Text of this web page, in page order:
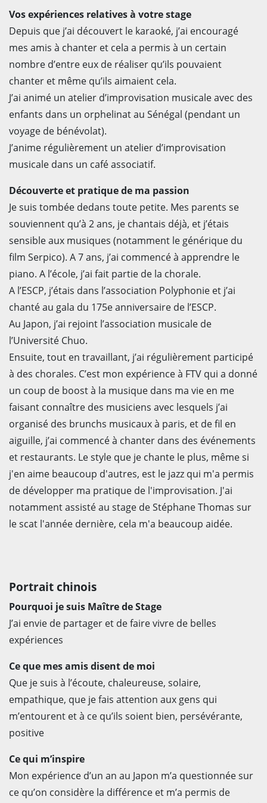
Vos expériences relatives à votre stage
Depuis que j’ai découvert le karaoké, j’ai encouragé
mes amis à chanter et cela a permis à un certain
nombre d’entre eux de réaliser qu’ils pouvaient
chanter et même qu’ils aimaient cela.
J’ai animé un atelier d’improvisation musicale avec des
enfants dans un orphelinat au Sénégal (pendant un
voyage de bénévolat).
J’anime régulièrement un atelier d’improvisation
musicale dans un café associatif.
Découverte et pratique de ma passion
Je suis tombée dedans toute petite. Mes parents se
souviennent qu’à 2 ans, je chantais déjà, et j’étais
sensible aux musiques (notamment le générique du
film Serpico). A 7 ans, j’ai commencé à apprendre le
piano. A l’école, j’ai fait partie de la chorale.
A l’ESCP, j’étais dans l’association Polyphonie et j’ai
chanté au gala du 175e anniversaire de l’ESCP.
Au Japon, j’ai rejoint l’association musicale de
l’Université Chuo.
Ensuite, tout en travaillant, j’ai régulièrement participé
à des chorales. C’est mon expérience à FTV qui a donné
un coup de boost à la musique dans ma vie en me
faisant connaître des musiciens avec lesquels j’ai
organisé des brunchs musicaux à paris, et de fil en
aiguille, j’ai commencé à chanter dans des événements
et restaurants. Le style que je chante le plus, même si
j'en aime beaucoup d'autres, est le jazz qui m'a permis
de développer ma pratique de l'improvisation. J'ai
notamment assisté au stage de Stéphane Thomas sur
le scat l'année dernière, cela m'a beaucoup aidée.
Portrait chinois
Pourquoi je suis Maître de Stage
J’ai envie de partager et de faire vivre de belles
expériences
Ce que mes amis disent de moi
Que je suis à l’écoute, chaleureuse, solaire,
empathique, que je fais attention aux gens qui
m’entourent et à ce qu’ils soient bien, persévérante,
positive
Ce qui m’inspire
Mon expérience d’un an au Japon m’a questionnée sur
ce qu’on considère la différence et m’a permis de